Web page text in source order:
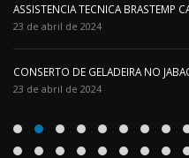
ASSISTENCIA TECNICA BRASTEMP
23 de abril de 2024
CONSERTO DE GELADEIRA NO
23 de abril de 2024